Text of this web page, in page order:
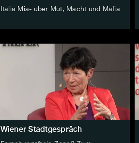
Italia Mia- über Mut, Macht und Mafia
Wiener Stadtgespräch